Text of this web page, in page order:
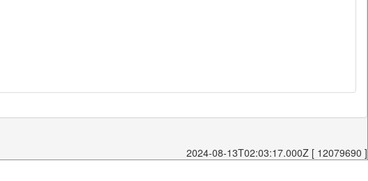
2024-08-13T02:03:17.000Z [ 12079690 ]